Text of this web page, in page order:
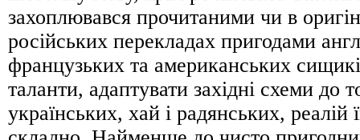
захоплювався прочитаними чи в
російських перекладах пригодами
французьких та американських
таланти, адаптувати західні схеми до
українських, хай і радянських, реалій